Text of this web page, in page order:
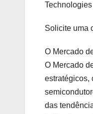
Technologies
Solicite uma
O Mercado
O Mercado
estratégicos,
das